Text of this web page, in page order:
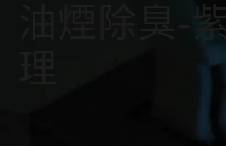
油煙除臭-